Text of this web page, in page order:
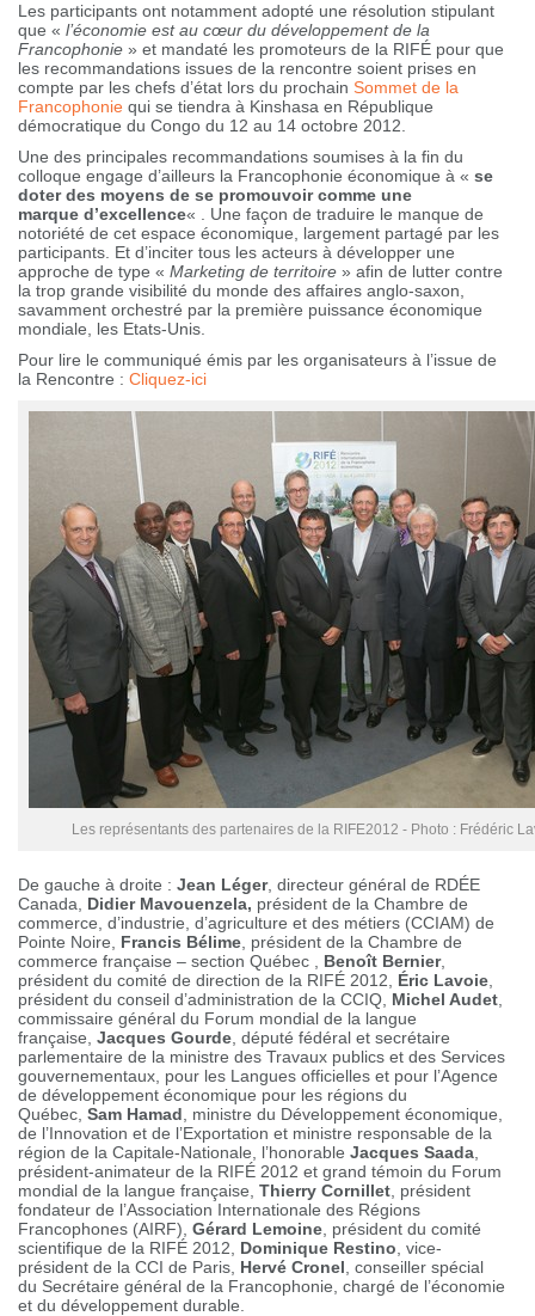
Les participants ont notamment adopté une résolution stipulant
que « l’économie est au cœur du développement de la
Francophonie » et mandaté les promoteurs de la RIFÉ pour que
les recommandations issues de la rencontre soient prises en
compte par les chefs d’état lors du prochain Sommet de la
Francophonie qui se tiendra à Kinshasa en République
démocratique du Congo du 12 au 14 octobre 2012.
Une des principales recommandations soumises à la fin du
colloque engage d’ailleurs la Francophonie économique à « se
doter des moyens de se promouvoir comme une
marque d’excellence« . Une façon de traduire le manque de
notoriété de cet espace économique, largement partagé par les
participants. Et d’inciter tous les acteurs à développer une
approche de type « Marketing de territoire » afin de lutter contre
la trop grande visibilité du monde des affaires anglo-saxon,
savamment orchestré par la première puissance économique
mondiale, les Etats-Unis.
Pour lire le communiqué émis par les organisateurs à l’issue de
la Rencontre : Cliquez-ici
Les représentants des partenaires de la RIFE2012 - Photo : Frédéric
De gauche à droite : Jean Léger, directeur général de RDÉE
Canada, Didier Mavouenzela, président de la Chambre de
commerce, d’industrie, d’agriculture et des métiers (CCIAM) de
Pointe Noire, Francis Bélime , président de la Chambre de
commerce française – section Québec , Benoît Bernier,
président du comité de direction de la RIFÉ 2012, Éric Lavoie
président du conseil d’administration de la CCIQ, Michel Audet
commissaire général du Forum mondial de la langue
française, Jacques Gourde , député fédéral et secrétaire
parlementaire de la ministre des Travaux publics et des Services
gouvernementaux, pour les Langues officielles et pour l’Agence
de développement économique pour les régions du
Québec, Sam Hamad , ministre du Développement économique,
de l’Innovation et de l’Exportation et ministre responsable de la
région de la Capitale-Nationale, l’honorable Jacques Saada
président-animateur de la RIFÉ 2012 et grand témoin du Forum
mondial de la langue française, Thierry Cornillet , président
fondateur de l’Association Internationale des Régions
Francophones (AIRF), Gérard Lemoine , président du comité
scientifique de la RIFÉ 2012, Dominique Restino , vice-
président de la CCI de Paris, Hervé Cronel , conseiller spécial
du Secrétaire général de la Francophonie, chargé de l’économie
et du développement durable.